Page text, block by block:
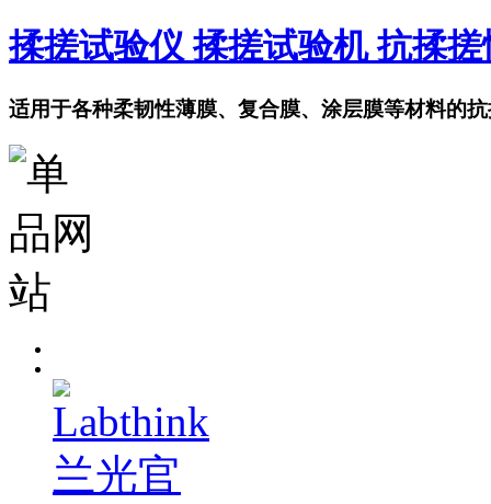
揉搓试验仪 揉搓试验机 抗揉
适用于各种柔韧性薄膜、复合膜、涂层膜等材料的